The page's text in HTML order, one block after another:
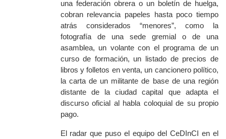
una federación obrera o un boletín de huelga,
cobran relevancia papeles hasta poco tiempo
atrás considerados “menores”, como la
fotografía de una sede gremial o de una
asamblea, un volante con el programa de un
curso de formación, un listado de precios de
libros y folletos en venta, un cancionero político,
la carta de un militante de base de una región
distante de la ciudad capital que adapta el
discurso oficial al habla coloquial de su propio
pago.
El radar que puso el equipo del CeDInCI en el